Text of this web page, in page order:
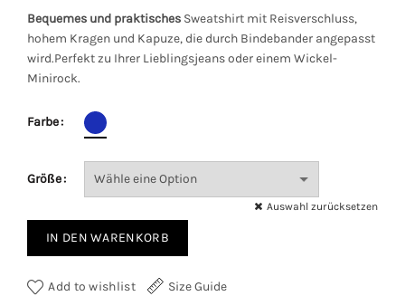
Bequemes und praktisches Sweatshirt mit Reisverschluss,
hohem Kragen und Kapuze, die durch Bindebander angepasst
wird.Perfekt zu Ihrer Lieblingsjeans oder einem Wickel-
Minirock.
Farbe
Größe
Auswahl zurücksetzen
IN DEN WARENKORB
Add to wishlist Size Guide